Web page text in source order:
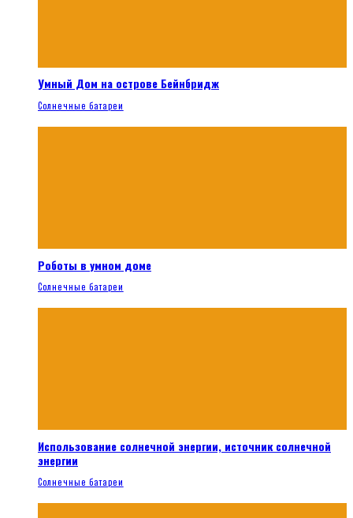
Умный Дом на острове Бейнбридж
Солнечные батареи
Роботы в умном доме
Солнечные батареи
Использование солнечной энергии, источник солнечной
энергии
Солнечные батареи